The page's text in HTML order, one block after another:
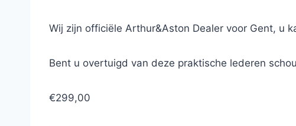
Wij zijn officiële Arthur&Aston Dealer voor Gent, u
Bent u overtuigd van deze praktische lederen
€299,00